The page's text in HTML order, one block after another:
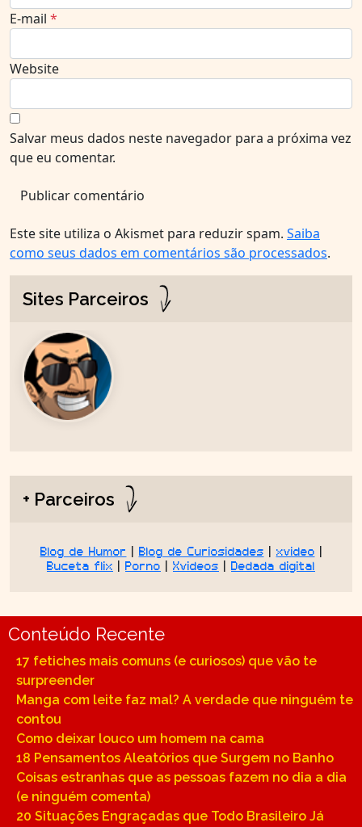
E-mail *
Website
Salvar meus dados neste navegador para a próxima vez
que eu comentar.
Este site utiliza o Akismet para reduzir spam. Saiba
como seus dados em comentários são processados.
Sites Parceiros
+ Parceiros
Blog de Humor | Blog de Curiosidades | xvideo |
Buceta flix | Porno | Xvideos | Dedada digital
Conteúdo Recente
17 fetiches mais comuns (e curiosos) que vão te
surpreender
Manga com leite faz mal? A verdade que ninguém te
contou
Como deixar louco um homem na cama
18 Pensamentos Aleatórios que Surgem no Banho
Coisas estranhas que as pessoas fazem no dia a dia
(e ninguém comenta)
20 Situações Engraçadas que Todo Brasileiro Já